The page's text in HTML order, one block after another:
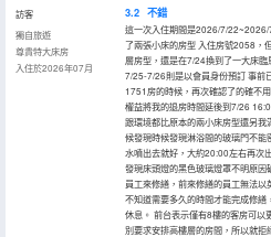
訪客
獨自旅遊
尊貴特大床房
入住於2026年07月
3.2 不錯
這一次入住期間是2026/7/
了兩張小床的房型 入住房號2058，
層房型，還是在7/24換到了一大床
7/25-7/26則是以會員身份預訂 事前
1751房的時候，再次確認了的確不
權益將我的退房時間延後到7/26
跟環境都比原本的兩小床房型還另
候發現時候發現淋浴間的玻璃門不
水噴出去就好，大約20:00左右再次
發現床頭燈的黑色玻璃燈罩不明原
員工來修繕，前來修繕的員工無法
不知道需要多久的時間才能完成修
休息。 前台表示僅有8樓的客房可以
別要求安排高樓層的房間，所以就